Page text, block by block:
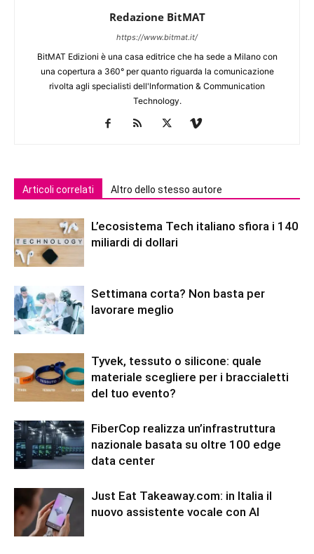
Redazione BitMAT
https://www.bitmat.it/
BitMAT Edizioni è una casa editrice che ha sede a Milano con
una copertura a 360° per quanto riguarda la comunicazione
rivolta agli specialisti dell'lnformation & Communication
Technology.
Articoli correlati Altro dello stesso autore
L’ecosistema Tech italiano sfiora i 140
miliardi di dollari
Settimana corta? Non basta per
lavorare meglio
Tyvek, tessuto o silicone: quale
materiale scegliere per i braccialetti
del tuo evento?
FiberCop realizza un’infrastruttura
nazionale basata su oltre 100 edge
data center
Just Eat Takeaway.com: in Italia il
nuovo assistente vocale con AI